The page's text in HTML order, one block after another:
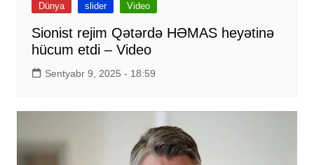
Dünya slider Video
Sionist rejim Qətərdə HƏMAS heyətinə
hücum etdi – Video
Sentyabr 9, 2025 - 18:59